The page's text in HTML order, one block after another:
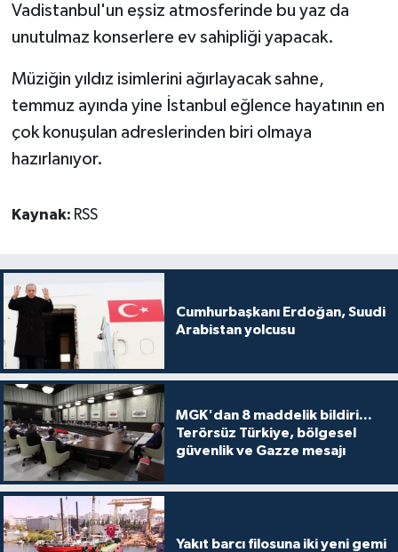
Vadistanbul'un eşsiz atmosferinde bu yaz da
unutulmaz konserlere ev sahipliği yapacak.
Müziğin yıldız isimlerini ağırlayacak sahne,
temmuz ayında yine İstanbul eğlence hayatının en
çok konuşulan adreslerinden biri olmaya
hazırlanıyor.
Kaynak: RSS
Cumhurbaşkanı Erdoğan, Suudi
Arabistan yolcusu
MGK'dan 8 maddelik bildiri...
Terörsüz Türkiye, bölgesel
güvenlik ve Gazze mesajı
Yakıt barcı filosuna iki yeni gemi